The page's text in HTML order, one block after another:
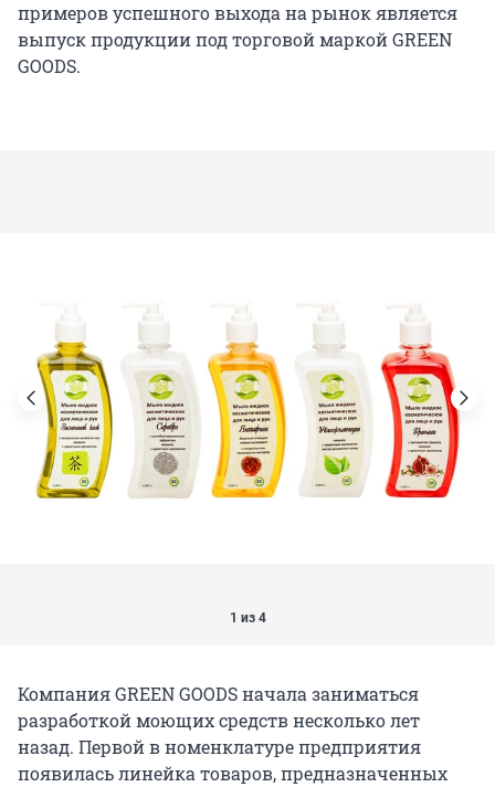
примеров успешного выхода на рынок является
выпуск продукции под торговой маркой GREEN
GOODS.
1 из 4
Компания GREEN GOODS начала заниматься
разработкой моющих средств несколько лет
назад. Первой в номенклатуре предприятия
появилась линейка товаров, предназначенных